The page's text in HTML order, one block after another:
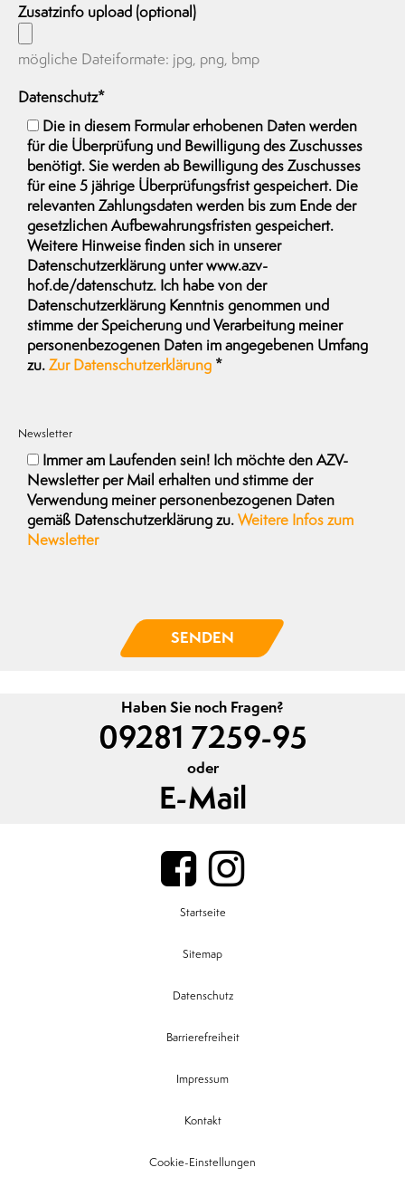
Zusatzinfo upload (optional)
mögliche Dateiformate: jpg, png, bmp
Datenschutz*
Die in diesem Formular erhobenen Daten werden
für die Überprüfung und Bewilligung des Zuschusses
benötigt. Sie werden ab Bewilligung des Zuschusses
für eine 5 jährige Überprüfungsfrist gespeichert. Die
relevanten Zahlungsdaten werden bis zum Ende der
gesetzlichen Aufbewahrungsfristen gespeichert.
Weitere Hinweise finden sich in unserer
Datenschutzerklärung unter www.azv-
hof.de/datenschutz. Ich habe von der
Datenschutzerklärung Kenntnis genommen und
stimme der Speicherung und Verarbeitung meiner
personenbezogenen Daten im angegebenen Umfang
zu. Zur Datenschutzerklärung *
Newsletter
Immer am Laufenden sein! Ich möchte den AZV-
Newsletter per Mail erhalten und stimme der
Verwendung meiner personenbezogenen Daten
gemäß Datenschutzerklärung zu. Weitere Infos zum
Newsletter
SENDEN
Haben Sie noch Fragen?
09281 7259-95
oder
E-Mail
Startseite
Sitemap
Datenschutz
Barrierefreiheit
Impressum
Kontakt
Cookie-Einstellungen